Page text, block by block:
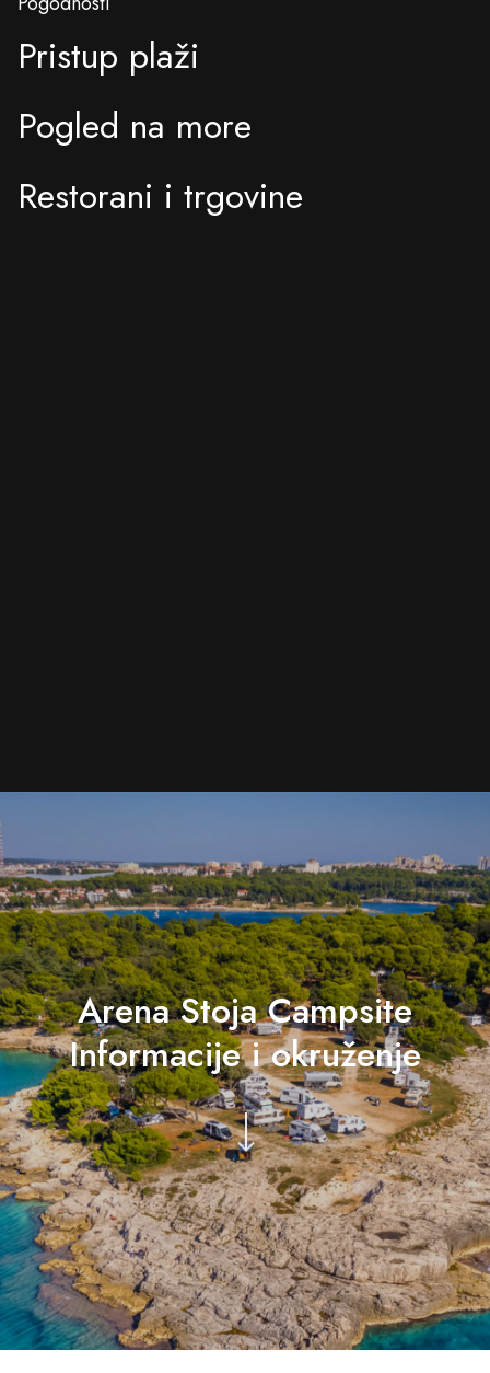
Pristup plaži
Pogled na more
Restorani i trgovine
Arena Stoja Campsite
Informacije i okruženje